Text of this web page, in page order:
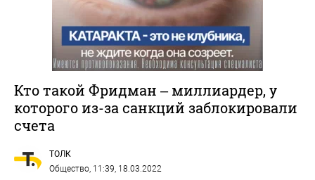
Кто такой Фридман – миллиардер, у
которого из-за санкций заблокировали
счета
ТОЛК
Общество, 11:39, 18.03.2022